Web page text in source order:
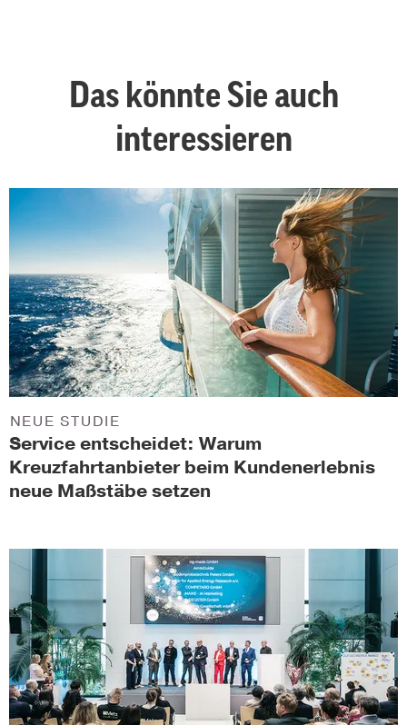
Das könnte Sie auch
interessieren
Service entscheidet: Warum
Kreuzfahrtanbieter beim Kundenerlebnis
neue Maßstäbe setzen
NEUE STUDIE